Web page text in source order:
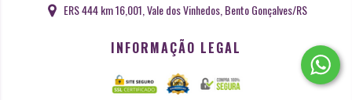
ERS 444 km 16,001, Vale dos Vinhedos, Bento Gonçalves/RS
INFORMAÇÃO LEGAL